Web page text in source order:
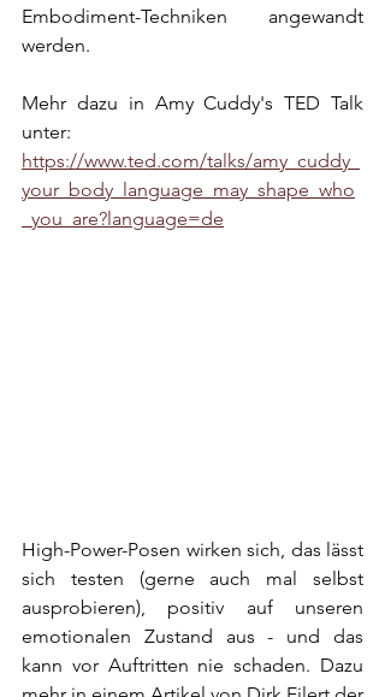
Embodiment-Techniken angewandt
werden.
Mehr dazu in Amy Cuddy's TED Talk
unter:
https://www.ted.com/talks/amy_cuddy_
your_body_language_may_shape_who
_you_are?language=de
High-Power-Posen wirken sich, das lässt
sich testen (gerne auch mal selbst
ausprobieren), positiv auf unseren
emotionalen Zustand aus - und das
kann vor Auftritten nie schaden. Dazu